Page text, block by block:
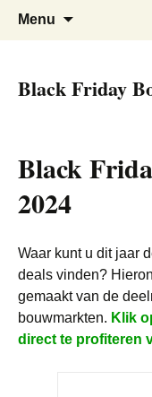
Black
De beste
Menu
Black Friday
Black
2024
Waar kunt u dit jaar
deals vinden?
gemaakt van de
bouwmarkten. Klik
direct te profiteren